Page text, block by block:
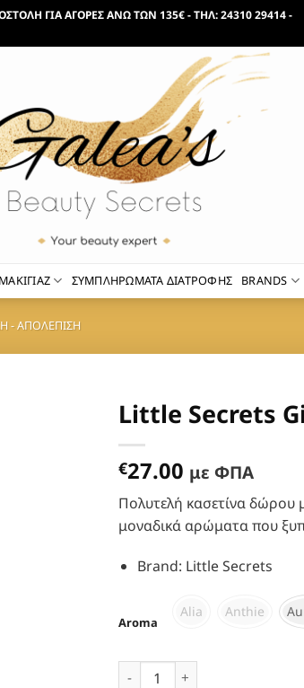
ΓΙΑ ΑΓΟΡΕΣ ΑΝΩ ΤΩΝ 135€ - ΤΗΛ: 24310 29414 -
ΜΑΚΙΓΙΑΖ ΣΥΜΠΛΗΡΩΜΑΤΑ ΔΙΑΤΡΟΦΗΣ BRANDS
- ΑΠΟΛΕΠΙΣΗ
Little Secrets
€27.00 με ΦΠΑ
Πολυτελή κασετίνα
μοναδικά αρώματα που
Brand: Little Secrets
Aroma
Alia Anthie
Little Secrets Gift Box